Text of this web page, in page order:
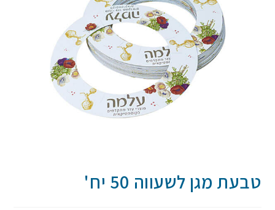
טבעת מגן לשעווה 50 יח'